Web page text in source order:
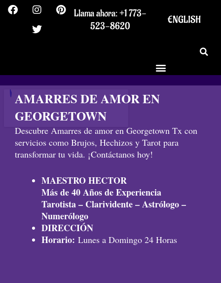
contenido
F
a
k
I
n
s
t
a
m
P
i
s
t
T
w
i
t
Llama ahora: +1 773-
523-8620
ENGLISH
AMARRES DE AMOR EN
GEORGETOWN
Descubre Amarres de amor en Georgetown Tx con
servicios como Brujos, Hechizos y Tarot para
transformar tu vida. ¡Contáctanos hoy!
MAESTRO HECTOR
Más de 40 Años de Experiencia
Tarotista – Clarividente – Astrólogo –
Numerólogo
DIRECCIÓN
Horario: Lunes a Domingo 24 Horas